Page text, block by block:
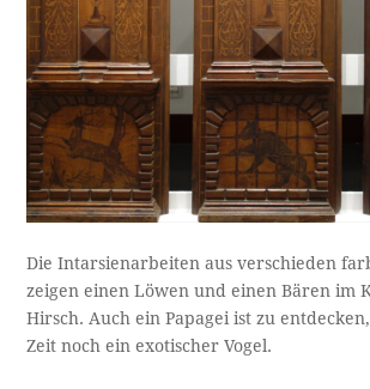
Die Intarsienarbeiten aus verschieden
zeigen einen Löwen und einen Bären im
Hirsch. Auch ein Papagei ist zu
Zeit noch ein exotischer Vogel.